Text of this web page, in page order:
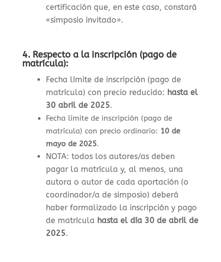
certificación que, en este caso, constará
«simposio invitado».
4. Respecto a la inscripción (pago de
matrícula):
Fecha límite de inscripción (pago de
matrícula) con precio reducido: hasta el
30 abril de 2025.
Fecha límite de inscripción (pago de
matrícula) con precio ordinario: 10 de
mayo de 2025.
NOTA: todos los autores/as deben
pagar la matrícula y, al menos, una
autora o autor de cada aportación (o
coordinador/a de simposio) deberá
haber formalizado la inscripción y pago
de matrícula hasta el día 30 de abril de
2025.